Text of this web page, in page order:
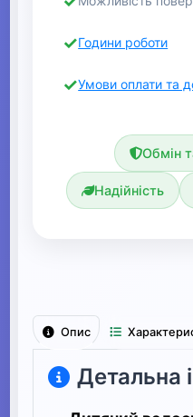
Години роботи
Умови оплати та
Обмін
Надійність
Опис
Детальна